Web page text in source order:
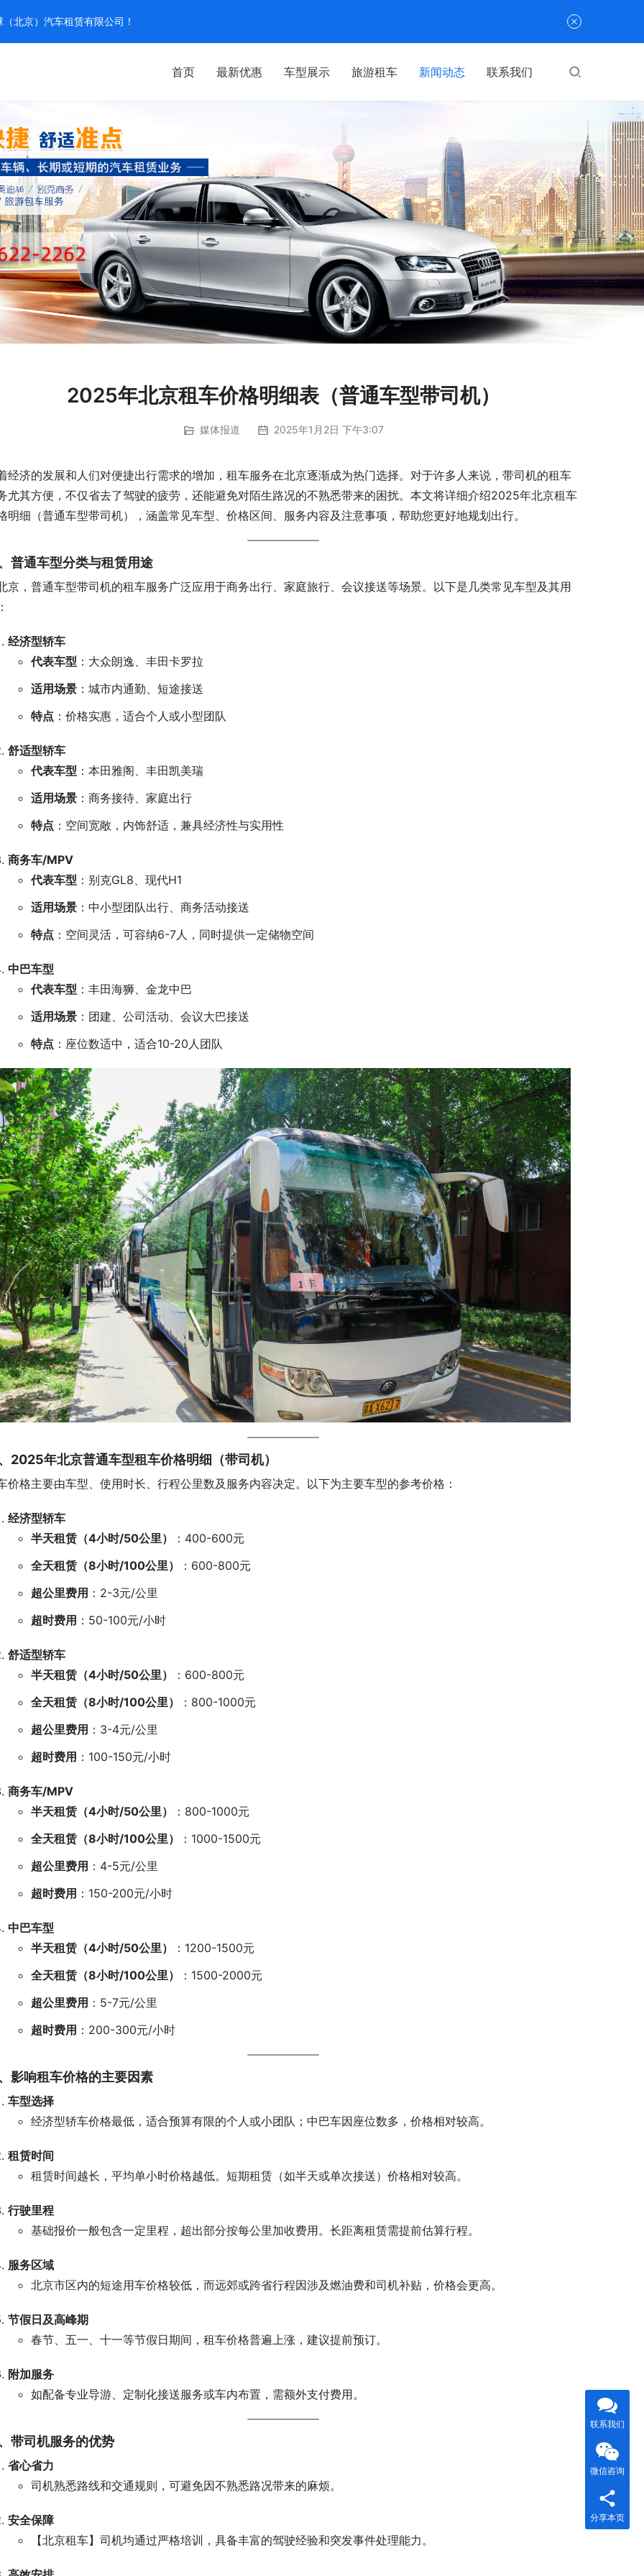
首页 最新优惠 车型展示 旅游租车 新闻动态 联系我们
2025年北京租车价格明细表（普通车型带司机）
媒体报道 2025年1月2日 下午3:07
经济的发展和人们对便捷出行需求的增加，租车服务在北京逐渐成为热门选择。对于许多人来说，带司机的租车
尤其方便，不仅省去了驾驶的疲劳，还能避免对陌生路况的不熟悉带来的困扰。本文将详细介绍2025年北京租车
明细（普通车型带司机），涵盖常见车型、价格区间、服务内容及注意事项，帮助您更好地规划出行。
普通车型分类与租赁用途
京，普通车型带司机的租车服务广泛应用于商务出行、家庭旅行、会议接送等场景。以下是几类常见车型及其用
经济型轿车
代表车型 ：大众朗逸、丰田卡罗拉
适用场景 ：城市内通勤、短途接送
特点 ：价格实惠，适合个人或小型团队
舒适型轿车
代表车型 ：本田雅阁、丰田凯美瑞
适用场景 ：商务接待、家庭出行
特点 ：空间宽敞，内饰舒适，兼具经济性与实用性
商务车/MPV
代表车型 ：别克GL8、现代H1
适用场景 ：中小型团队出行、商务活动接送
特点 ：空间灵活，可容纳6-7人，同时提供一定储物空间
中巴车型
代表车型 ：丰田海狮、金龙中巴
适用场景 ：团建、公司活动、会议大巴接送
特点 ：座位数适中，适合10-20人团队
2025年北京普通车型租车价格明细（带司机）
价格主要由车型、使用时长、行程公里数及服务内容决定。以下为主要车型的参考价格：
经济型轿车
半天租赁（4小时/50公里）
：400-600元
全天租赁（8小时/100公里）
：600-800元
超公里费用 ：2-3元/公里
超时费用 ：50-100元/小时
舒适型轿车
半天租赁（4小时/50公里）
：600-800元
全天租赁（8小时/100公里）
：800-1000元
超公里费用 ：3-4元/公里
超时费用 ：100-150元/小时
商务车/MPV
半天租赁（4小时/50公里）
：800-1000元
全天租赁（8小时/100公里）
：1000-1500元
超公里费用 ：4-5元/公里
超时费用 ：150-200元/小时
中巴车型
半天租赁（4小时/50公里）
：1200-1500元
全天租赁（8小时/100公里）
：1500-2000元
超公里费用 ：5-7元/公里
超时费用 ：200-300元/小时
影响租车价格的主要因素
车型选择
经济型轿车价格最低，适合预算有限的个人或小团队；中巴车因座位数多，价格相对较高。
租赁时间
租赁时间越长，平均单小时价格越低。短期租赁（如半天或单次接送）价格相对较高。
行驶里程
基础报价一般包含一定里程，超出部分按每公里加收费用。长距离租赁需提前估算行程。
服务区域
北京市区内的短途用车价格较低，而远郊或跨省行程因涉及燃油费和司机补贴，价格会更高。
节假日及高峰期
春节、五一、十一等节假日期间，租车价格普遍上涨，建议提前预订。
附加服务
如配备专业导游、定制化接送服务或车内布置，需额外支付费用。
带司机服务的优势
省心省力
司机熟悉路线和交通规则，可避免因不熟悉路况带来的麻烦。
安全保障
【北京租车】司机均通过严格培训，具备丰富的驾驶经验和突发事件处理能力。
联系我们
微信咨询
分享本页
北京）汽车租赁有限公司！